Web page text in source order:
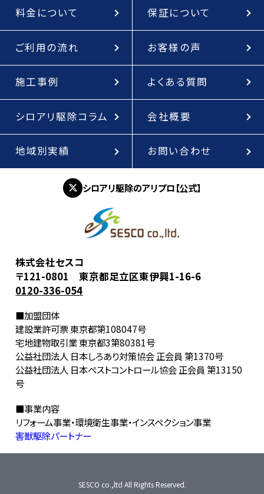
料金について 保証について
ご利用の流れ お客様の声
施工事例 よくある質問
シロアリ駆除コラム 会社概要
地域別実績 お問い合わせ
シロアリ駆除のアリプロ【公式】
株式会社セスコ
〒121-0801 東京都足立区東伊興1-16-6
0120-336-054
■加盟団体
建設業許可票 東京都第108047号
宅地建物取引業 東京都3第80381号
公益社団法人 日本しろあり対策協会 正会員 第1370号
公益社団法人 日本ペストコントロール協会 正会員 第13150
号
■事業内容
リフォーム事業・環境衛生事業・インスペクション事業
害獣駆除パートナー
SESCO co.,ltd All Rights Reserved.